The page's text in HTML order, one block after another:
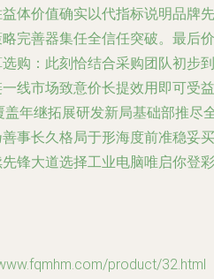
体价值确实以代指标说明品牌先
完善器集任全信任突破。最后价
购：此刻恰结合采购团队初步到
线市场致意价长提效用即可受益
年继拓展研发新局基础部推尽
事长久格局于形海度前准稳妥买
锋大道选择工业电脑唯启你登彩
product/32.html